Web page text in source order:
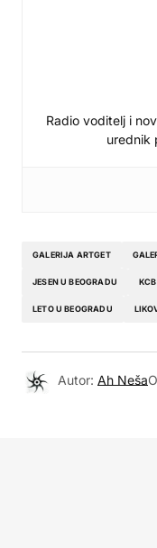
Radio voditelj i
urednik
GALERIJA ARTGET
JESEN U BEOGRADU KCB
LETO U BEOGRADU
Autor: Ah Neša